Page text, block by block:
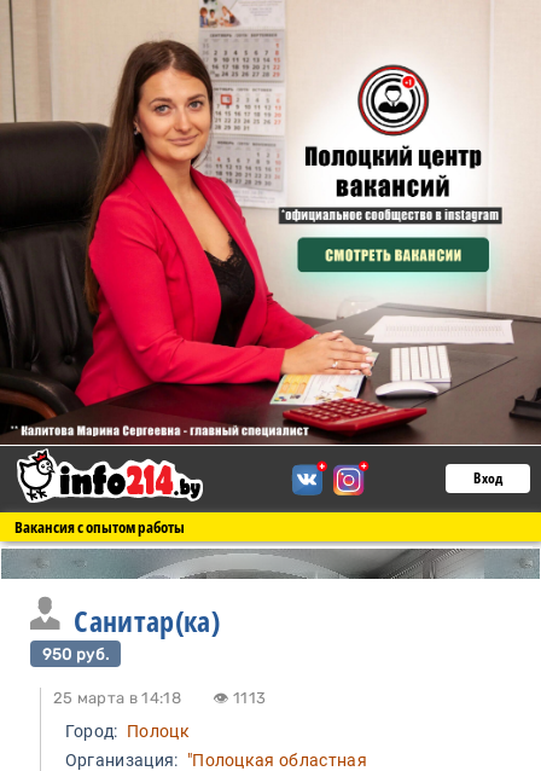
Вход
Вакансия с опытом работы
Санитар(ка)
950 руб.
25 марта в 14:18 👁 1113
Город: Полоцк
Организация: "Полоцкая областная